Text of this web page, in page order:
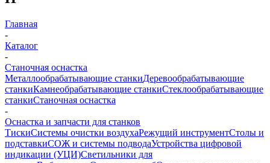
Главная
-
Каталог
-
Станочная оснастка
Металлообрабатывающие станкиДеревообрабатывающие
станкиКамнеобрабатывающие станкиСтеклообрабатывающие
станкиСтаночная оснастка
-
Оснастка и запчасти для станков
ТискиСистемы очистки воздухаРежущий инструментСтолы и
подставкиСОЖ и системы подводаУстройства цифровой
индикации (УЦИ)Светильники для